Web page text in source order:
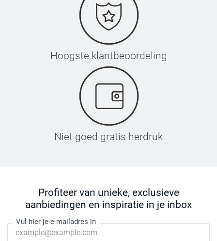
Hoogste klantbeoordeling
Niet goed gratis herdruk
Profiteer van unieke, exclusieve
aanbiedingen en inspiratie in je inbox
Vul hier je e-mailadres in